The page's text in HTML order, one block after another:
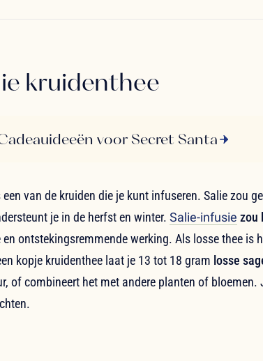
kruidenthee
voor Secret Santa
een van de kruiden die je kunt infuseren. Salie zou
je in de herfst en winter. Salie-infusie zou
ontstekingsremmende werking. Als losse thee is
kopje kruidenthee laat je 13 tot 18 gram losse
of combineert het met andere planten of